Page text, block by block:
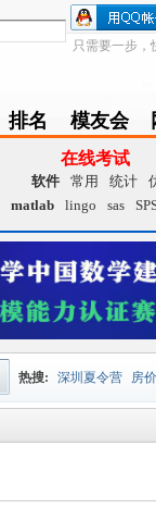
只需要一步，
排名
Ranklist
模友会
Club
在线考试
软件 常用 统计
matlab
lingo sas
热搜: 深圳夏令营 房价